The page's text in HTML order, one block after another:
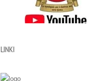
LINKI